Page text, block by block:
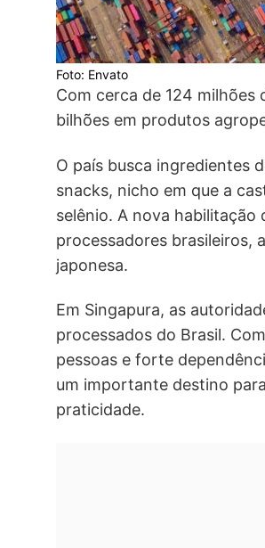
Foto: Envato
Com cerca de 124
bilhões em produtos
O país busca ingredientes
snacks, nicho em que a
selênio. A nova
processadores brasileiros,
japonesa.
Em Singapura, as
processados do Brasil.
pessoas e forte
um importante destino
praticidade.